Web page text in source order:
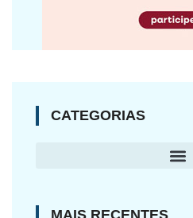
CATEGORIAS
MAIS RECENTES